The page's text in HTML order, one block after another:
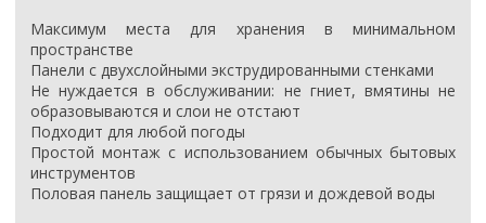
Максимум места для хранения в минимальном
пространстве
Панели с двухслойными экструдированными стенками
Не нуждается в обслуживании: не гниет, вмятины не
образовываются и слои не отстают
Подходит для любой погоды
Простой монтаж с использованием обычных бытовых
инструментов
Половая панель защищает от грязи и дождевой воды